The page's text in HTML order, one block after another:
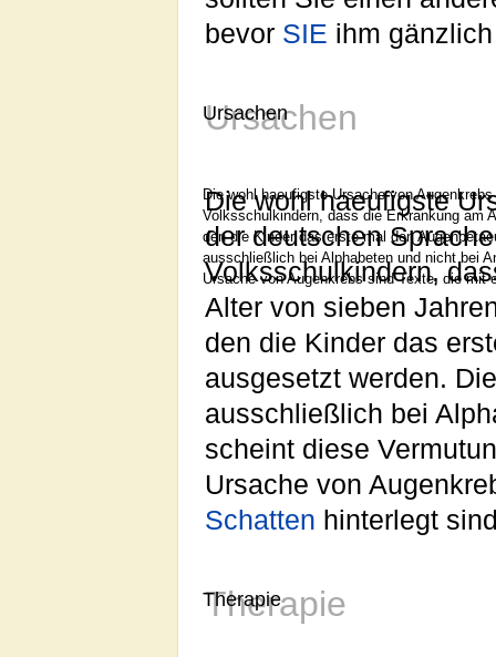
bevor SIE ihm
Ursachen
Ursachen
Die wohl haeufigste
der deutschen
Volksschulkindern,
Alter von sieben
den die Kinder das
ausgesetzt werden.
ausschließlich bei
scheint diese
Ursache von
Schatten hinterlegt
Die wohl haeufigste Ursache von
Volksschulkindern, dass die Erkrankung am
den die Kinder das erste mal den
ausschließlich bei Alphabeten und nicht bei
Ursache von Augenkrebs sind Texte, die mit
Therapie
Therapie